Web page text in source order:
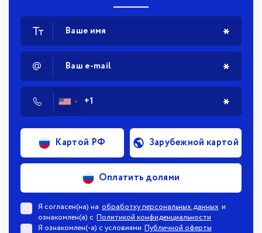
Картой РФ Зарубежной картой
Оплатить долями
Я согласен(на) на обработку персональных данных и
ознакомлен(а) с Политикой конфиденциальности
Я ознакомлен(-а) с условиями Публичной оферты